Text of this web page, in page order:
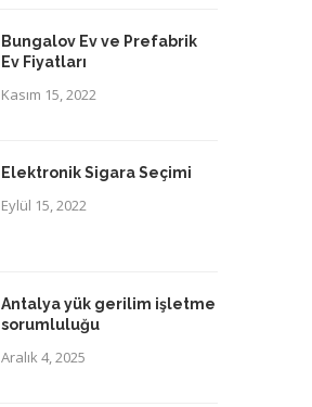
Bungalov Ev ve Prefabrik
Ev Fiyatları
Kasım 15, 2022
Elektronik Sigara Seçimi
Eylül 15, 2022
Antalya yük gerilim işletme
sorumluluğu
Aralık 4, 2025